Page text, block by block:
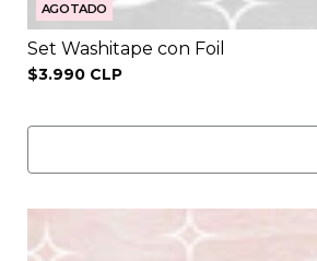
AGOTADO
Set Washitape con Foil
$3.990 CLP